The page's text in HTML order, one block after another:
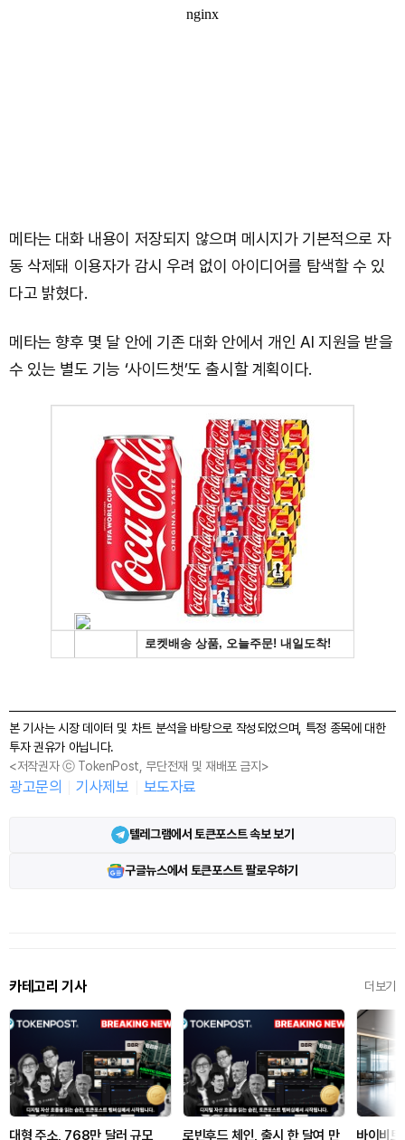
메타는 대화 내용이 저장되지 않으며 메시지가 기본적으로 자
동 삭제돼 이용자가 감시 우려 없이 아이디어를 탐색할 수 있
다고 밝혔다.
메타는 향후 몇 달 안에 기존 대화 안에서 개인 AI 지원을 받을
수 있는 별도 기능 ‘사이드챗’도 출시할 계획이다.
본 기사는 시장 데이터 및 차트 분석을 바탕으로 작성되었으며, 특정 종목에 대한
투자 권유가 아닙니다.
<저작권자 ⓒ TokenPost, 무단전재 및 재배포 금지>
광고문의 기사제보 보도자료
텔레그램에서 토큰포스트 속보 보기
구글뉴스에서 토큰포스트 팔로우하기
카테고리 기사 더보기
대형 주소, 768만 달러 규모 로빈후드 체인, 출시 한 달여 만 바이비